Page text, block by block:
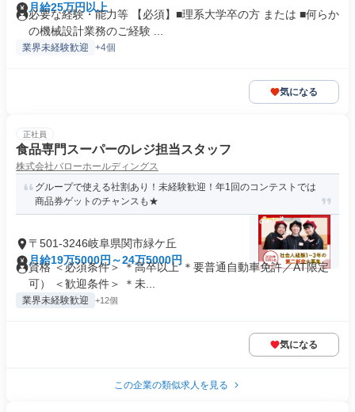
月給25万円以上
必要な経験・能力等 【必須】■理系大学卒の方 または ■何らか
の機械設計業務のご経験 ...
業界未経験歓迎 +4個
気になる
正社員
食品専門スーパーのレジ担当スタッフ
株式会社バローホールディングス
グループで使える社割あり！未経験歓迎！年1回のコンテストでは
商品券ゲットのチャンスも★
〒501-3246岐阜県関市緑ケ丘
月給19万5000円～24万5000円
資格 ＜必須条件＞ ＊高卒以上 ＊要普通自動車免許／AT限定
可） ＜歓迎条件＞ ＊未...
業界未経験歓迎 +12個
気になる
この企業の類似求人を見る